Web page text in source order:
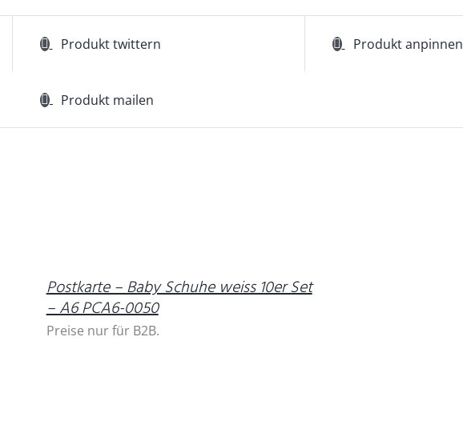
Produkt twittern Produkt anpinnen
Produkt mailen
Postkarte – Baby Schuhe weiss 10er Set
– A6 PCA6-0050
Preise nur für B2B.